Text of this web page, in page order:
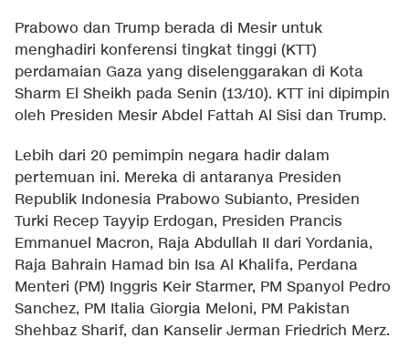
Prabowo dan Trump berada di Mesir untuk
menghadiri konferensi tingkat tinggi (KTT)
perdamaian Gaza yang diselenggarakan di Kota
Sharm El Sheikh pada Senin (13/10). KTT ini dipimpin
oleh Presiden Mesir Abdel Fattah Al Sisi dan Trump.
Lebih dari 20 pemimpin negara hadir dalam
pertemuan ini. Mereka di antaranya Presiden
Republik Indonesia Prabowo Subianto, Presiden
Turki Recep Tayyip Erdogan, Presiden Prancis
Emmanuel Macron, Raja Abdullah II dari Yordania,
Raja Bahrain Hamad bin Isa Al Khalifa, Perdana
Menteri (PM) Inggris Keir Starmer, PM Spanyol Pedro
Sanchez, PM Italia Giorgia Meloni, PM Pakistan
Shehbaz Sharif, dan Kanselir Jerman Friedrich Merz.